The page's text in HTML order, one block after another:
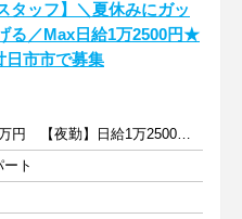
タッフ】＼夏休みにガッ
る／Max日給1万2500円★
日市市で募集
【日勤】日給1万円 【夜勤】日給1万2500円 + 交通費支給
ト